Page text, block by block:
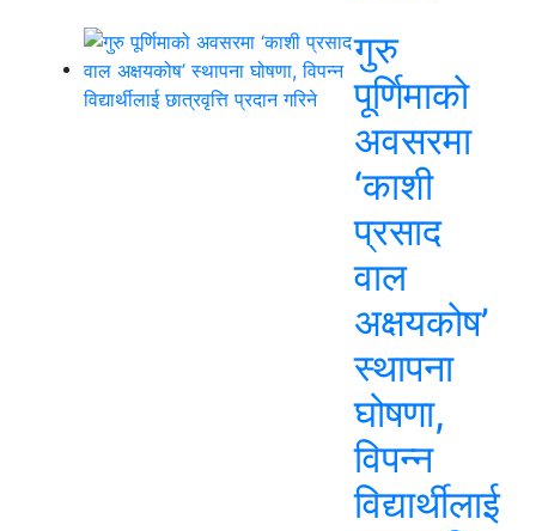
गुरु
पूर्णिमाको
अवसरमा
‘काशी
प्रसाद
वाल
अक्षयकोष’
स्थापना
घोषणा,
विपन्न
विद्यार्थीलाई